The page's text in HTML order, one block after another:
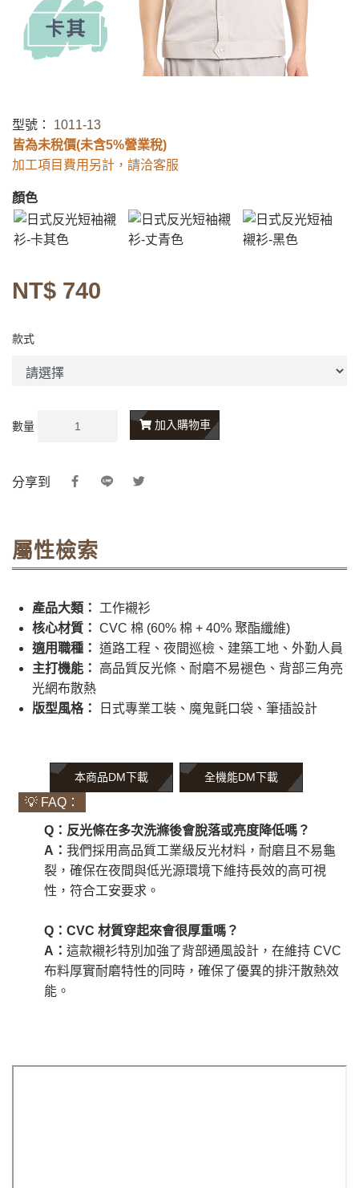
型號： 1011-13
皆為未稅價(未含5%營業稅)
加工項目費用另計，請洽客服
顏色
NT$ 740
款式
數量 加入購物車
分享到
屬性檢索
產品大類： 工作襯衫
核心材質： CVC 棉 (60% 棉 + 40% 聚酯纖維)
適用職種： 道路工程、夜間巡檢、建築工地、外勤人員
主打機能：
高品質反光條、耐磨不易褪色、背部三角亮
光網布散熱
版型風格：
日式專業工裝、魔鬼氈口袋、筆插設計
本商品DM下載 全機能DM下載
💡 FAQ：
Q：反光條在多次洗滌後會脫落或亮度降低嗎？
A： 我們採用高品質工業級反光材料，耐磨且不易龜
裂，確保在夜間與低光源環境下維持長效的高可視
性，符合工安要求。
Q：CVC 材質穿起來會很厚重嗎？
A： 這款襯衫特別加強了背部通風設計，在維持 CVC
布料厚實耐磨特性的同時，確保了優異的排汗散熱效
能。